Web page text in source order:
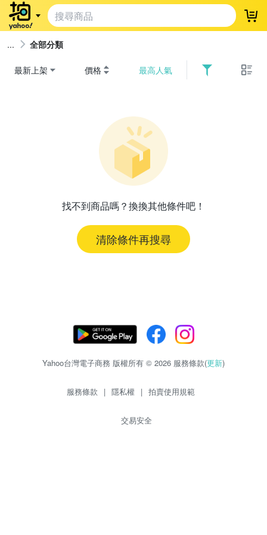
登
全部分類
最新上架 價格 最高人氣
找不到商品嗎？換換其他條件吧！
清除條件再搜尋
Yahoo台灣電子商務 版權所有 © 2026 服務條款(更新)
服務條款 | 隱私權 | 拍賣使用規範
交易安全